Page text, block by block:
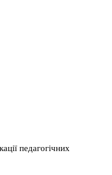
педагогічних